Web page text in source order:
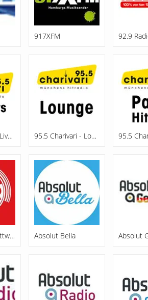
917XFM
95.5 Charivari - Live-Hits 95.5 Charivari - Lounge
99drei Radio Mittweida Absolut Bella Absolut